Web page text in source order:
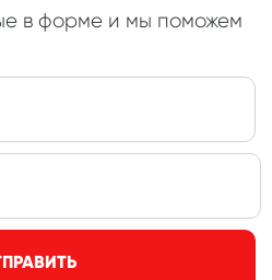
в форме и мы поможем